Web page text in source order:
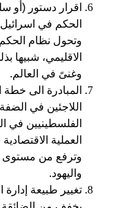
اقرار دستور (أو
الحكم في
وتحول نظام
الاقليمي، شبيها
وغنىً في العالم.
المبادرة الى
اللاجئين في
الفلسطينيين في
العملية
وترفع من مستوى
واليهود.
تغيير طبيعة